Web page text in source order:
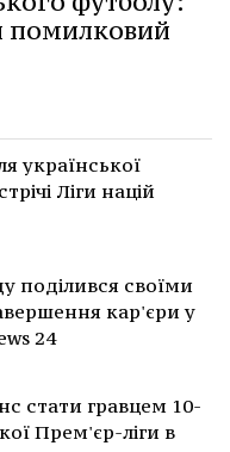
помилковий
української
Ліги націй
поділився своїми
кар'єри у
24
стати гравцем 10-
Прем'єр-ліги в